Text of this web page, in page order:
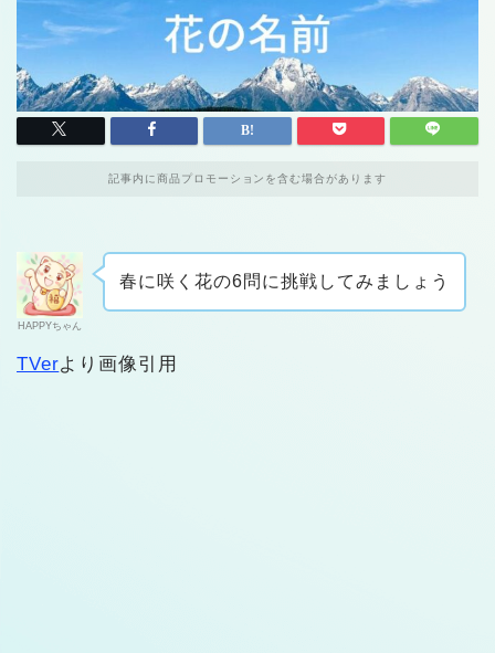
記事内に商品プロモーションを含む場合があります
HAPPYちゃん
春に咲く花の6問に挑戦してみましょう
TVerより画像引用